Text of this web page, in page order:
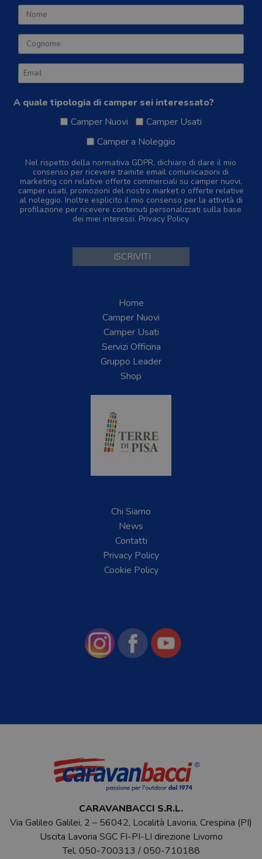
A quale tipologia di camper sei interessato?
Camper Nuovi
Camper Usati
Camper a Noleggio
Nel rispetto della normativa GDPR, dichiaro di dare il mio
consenso per ricevere tramite email comunicazioni di
marketing con relative offerte commerciali su camper nuovi,
camper usati, promozioni del nostro market o offerte relative
al noleggio. Inoltre esplicito il mio consenso per la attività di
profilazione per ricevere contenuti personalizzati sulla base
dei miei interessi. Privacy Policy
Home
Camper Nuovi
Camper Usati
Servizi Officina
Gruppo Leader
Shop
Chi Siamo
News
Contatti
Privacy Policy
Cookie Policy
CARAVANBACCI S.R.L.
Via Galileo Galilei, 2 – 56042, Località Lavoria, Crespina (PI)
Uscita Lavoria SGC FI-PI-LI direzione Livorno
Tel. 050-700313 /050-710188